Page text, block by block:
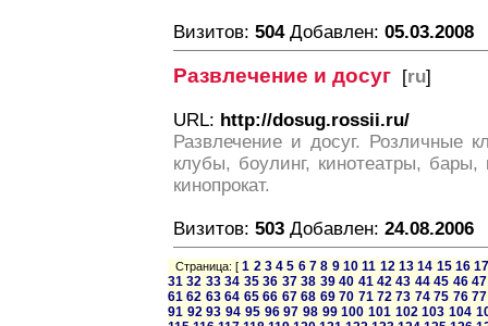
Визитов: 504Добавлен: 05.03.2008
Развлечение и досуг [ru]
URL: http://dosug.rossii.ru/
Развлечение и досуг. Розличные
клубы, боулинг, кинотеатры,
кинопрокат.
Визитов: 503 Добавлен: 24.08.2006
Страница: [1 2 3 4 5 6 7 8 9 10 11 12 13 14 15 16
31 32 33 34 35 36 37 38 39 40 41 42 43 44 45 46 47
61 62 63 64 65 66 67 68 69 70 71 72 73 74 75 76 77
91 92 93 94 95 96 97 98 99 100 101 102 103 104